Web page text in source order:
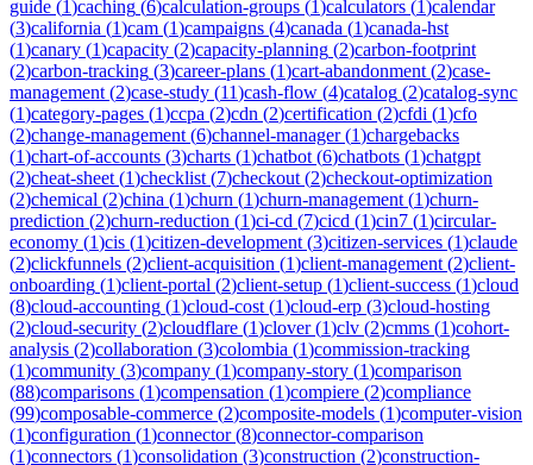
guide (1)caching (6)calculation-groups (1)calculators (1)calendar
(3)california (1)cam (1)campaigns (4)canada (1)canada-hst
(1)canary (1)capacity (2)capacity-planning (2)carbon-footprint
(2)carbon-tracking (3)career-plans (1)cart-abandonment (2)case-
management (2)case-study (11)cash-flow (4)catalog (2)catalog-sync
(1)category-pages (1)ccpa (2)cdn (2)certification (2)cfdi (1)cfo
(2)change-management (6)channel-manager(1)chargebacks
(1)chart-of-accounts (3)charts (1)chatbot (6)chatbots (1)chatgpt
(2)cheat-sheet (1)checklist (7)checkout (2)checkout-optimization
(2)chemical (2)china (1)churn (1)churn-management (1)churn-
prediction (2)churn-reduction (1)ci-cd (7)cicd (1)cin7 (1)circular-
economy (1)cis (1)citizen-development (3)citizen-services (1)claude
(2)clickfunnels (2)client-acquisition (1)client-management (2)client-
onboarding (1)client-portal (2)client-setup (1)client-success (1)cloud
(8)cloud-accounting (1)cloud-cost (1)cloud-erp (3)cloud-hosting
(2)cloud-security (2)cloudflare (1)clover(1)clv (2)cmms (1)cohort-
analysis (2)collaboration (3)colombia (1)commission-tracking
(1)community (3)company (1)company-story (1)comparison
(88)comparisons (1)compensation (1)compiere (2)compliance
(99)composable-commerce (2)composite-models (1)computer-vision
(1)configuration (1)connector(8)connector-comparison
(1)connectors (1)consolidation (3)construction (2)construction-